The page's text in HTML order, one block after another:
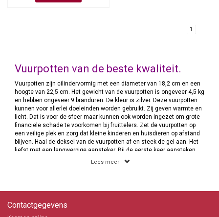
1
Vuurpotten van de beste kwaliteit.
Vuurpotten zijn cilindervormig met een diameter van 18,2 cm en een
hoogte van 22,5 cm. Het gewicht van de vuurpotten is ongeveer 4,5 kg
en hebben ongeveer 9 branduren. De kleur is zilver. Deze vuurpotten
kunnen voor allerlei doeleinden worden gebruikt. Zij geven warmte en
licht. Dat is voor de sfeer maar kunnen ook worden ingezet om grote
financiele schade te voorkomen bij fruittelers. Zet de vuurpotten op
een veilige plek en zorg dat kleine kinderen en huisdieren op afstand
blijven. Haal de deksel van de vuurpotten af en steek de gel aan. Het
liefst met een langwerpige aansteker. Bij de eerste keer aansteken
zal het altijd even duren voordat de ontbranding plaats zal vinden. Als
verplaatsen eenvoudig maakt. Verplaats nooit een brandende vuurpot.
Lees meer
Contactgegevens